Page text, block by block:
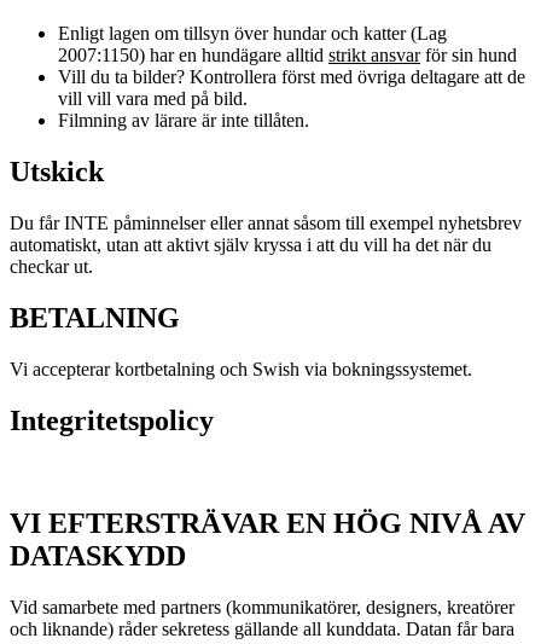
Enligt lagen om tillsyn över hundar och katter (Lag
2007:1150) har en hundägare alltid strikt ansvarför sin hund
Vill du ta bilder? Kontrollera först med övriga deltagare att de
vill vill vara med på bild.
Filmning av lärare är inte tillåten.
Utskick
Du får INTE påminnelser eller annat såsom till exempel nyhetsbrev
automatiskt, utan att aktivt själv kryssa i att du vill ha det när du
checkar ut.
BETALNING
Vi accepterar kortbetalning och Swish via bokningssystemet.
Integritetspolicy
VI EFTERSTRÄVAR EN HÖG NIVÅ AV
DATASKYDD
Vid samarbete med partners (kommunikatörer, designers, kreatörer
och liknande) råder sekretess gällande all kunddata. Datan får bara